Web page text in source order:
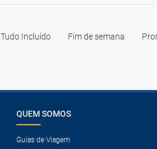
Tudo Incluído Fim de semana
QUEM SOMOS
Guias de Viagem